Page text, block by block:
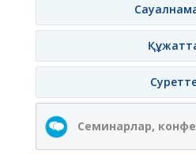
Семинарлар,